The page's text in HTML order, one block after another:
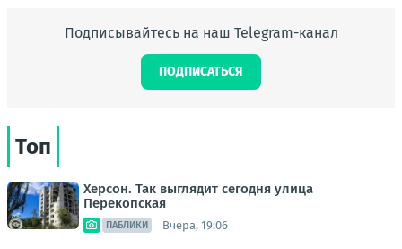
Подписывайтесь на наш Telegram-канал
ПОДПИСАТЬСЯ
Топ
Херсон. Так выглядит сегодня улица
Перекопская
ПАБЛИКИ Вчера, 19:06